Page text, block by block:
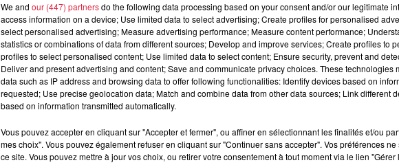
We and our (447) partnersdo the following data processing based on your consent and/or our legitimate
access information on a device; Use limited data to select advertising; Create profiles for personalised
select personalised advertising; Measure advertising performance; Measure content performance;
statistics or combinations of data from different sources; Develop and improve services; Create profiles to
profiles to select personalised content; Use limited data to select content; Ensure security, prevent and
Deliver and present advertising and content; Save and communicate privacy choices. These technologies
data such as IP address and browsing data to offer following functionalities: Identify devices based on
requested; Use precise geolocation data; Match and combine data from other data sources; Link different
based on information transmitted automatically.
Vous pouvez accepter en cliquant sur "Accepter et fermer", ou affiner en sélectionnant les finalités et/ou
mes choix". Vous pouvez également refuser en cliquant sur "Continuer sans accepter". Vos préférences
ce site. Vous pouvez mettre à jour vos choix, ou retirer votre consentement à tout moment via le lien